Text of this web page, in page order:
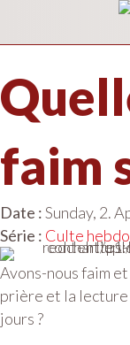
faim
Date :Sunday, 2.
Série : Culte
Avons-nous faim
prière et la lecture
jours ?